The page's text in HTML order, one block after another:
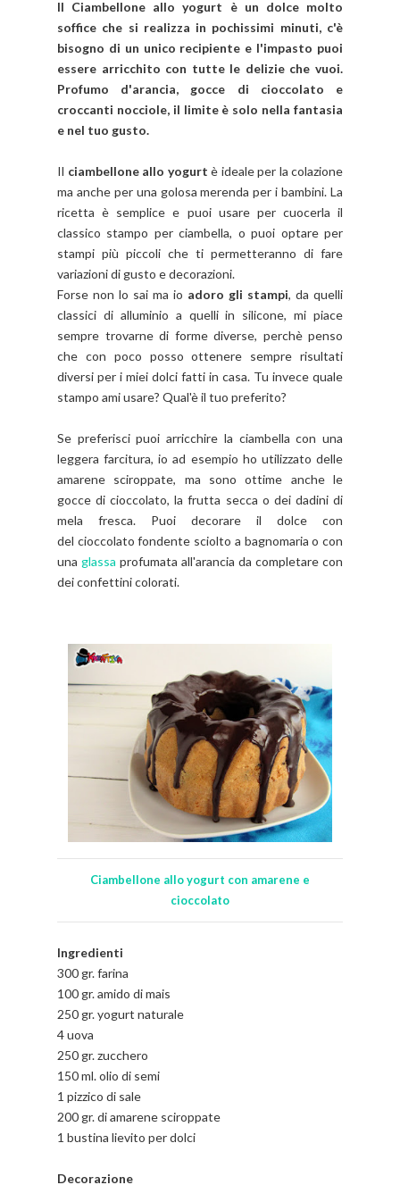
Il Ciambellone allo yogurt è un dolce molto
soffice che si realizza in pochissimi minuti, c'è
bisogno di un unico recipiente e l'impasto puoi
essere arricchito con tutte le delizie che vuoi.
Profumo d'arancia, gocce di cioccolato e
croccanti nocciole, il limite è solo nella fantasia
e nel tuo gusto.
Il ciambellone allo yogurt è ideale per la colazione
ma anche per una golosa merenda per i bambini. La
ricetta è semplice e puoi usare per cuocerla il
classico stampo per ciambella, o puoi optare per
stampi più piccoli che ti permetteranno di fare
variazioni di gusto e decorazioni.
Forse non lo sai ma io adoro gli stampi, da quelli
classici di alluminio a quelli in silicone, mi piace
sempre trovarne di forme diverse, perchè penso
che con poco posso ottenere sempre risultati
diversi per i miei dolci fatti in casa. Tu invece quale
stampo ami usare? Qual'è il tuo preferito?
Se preferisci puoi arricchire la ciambella con una
leggera farcitura, io ad esempio ho utilizzato delle
amarene sciroppate, ma sono ottime anche le
gocce di cioccolato, la frutta secca o dei dadini di
mela fresca. Puoi decorare il dolce con
del cioccolato fondente sciolto a bagnomaria o con
una glassa profumata all'arancia da completare con
dei confettini colorati.
Ciambellone allo yogurt con amarene e
cioccolato
Ingredienti
300 gr. farina
100 gr. amido di mais
250 gr. yogurt naturale
4 uova
250 gr. zucchero
150 ml. olio di semi
1 pizzico di sale
200 gr. di amarene sciroppate
1 bustina lievito per dolci
Decorazione